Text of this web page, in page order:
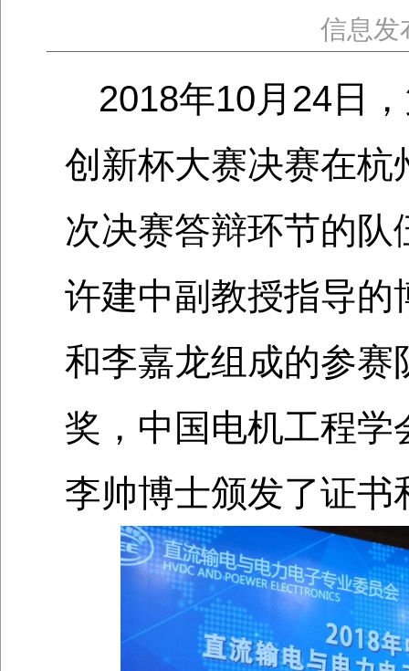
信息发
2018年10月24日
创新杯大赛决赛在
次决赛答辩环节的
许建中副教授指导
和李嘉龙组成的参
奖，中国电机工程
李帅博士颁发了证书